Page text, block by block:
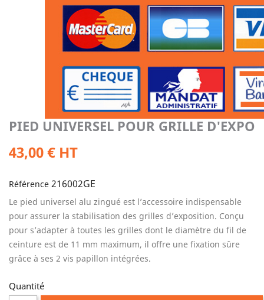
PIED UNIVERSEL POUR GRILLE D'EXPO
43,00 € HT
Référence 216002GE
Le pied universel alu zingué est l’accessoire indispensable
pour assurer la stabilisation des grilles d’exposition. Conçu
pour s’adapter à toutes les grilles dont le diamètre du fil de
ceinture est de 11 mm maximum, il offre une fixation sûre
grâce à ses 2 vis papillon intégrées.
Quantité